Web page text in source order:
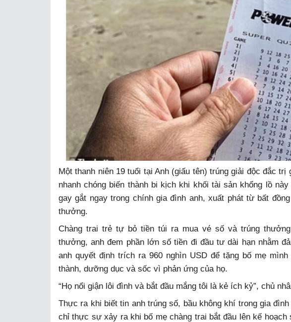
Một thanh niên 19 tuổi tại Anh (giấu tên) trúng giải độc đắc
nhanh chóng biến thành bi kịch khi khối tài sản khổng lồ
gay gắt ngay trong chính gia đình anh, xuất phát từ bất
thưởng.
Chàng trai trẻ tự bỏ tiền túi ra mua vé số và trúng
thưởng, anh đem phần lớn số tiền đi đầu tư dài hạn nhằm
anh quyết định trích ra 960 nghìn USD để tặng bố mẹ
thành, dưỡng dục và sốc vì phản ứng của họ.
“Họ nổi giận lôi đình và bắt đầu mắng tôi là kẻ ích kỷ”, chủ
Thực ra khi biết tin anh trúng số, bầu không khí trong gia
chỉ thực sự xảy ra khi bố mẹ chàng trai bắt đầu lên kế